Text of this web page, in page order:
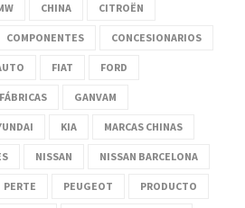
CHINA CITROËN
COMPONENTES CONCESIONARIOS
FIAT FORD
FÁBRICAS GANVAM
KIA MARCAS CHINAS
NISSAN NISSAN BARCELONA
PERTE PEUGEOT PRODUCTO